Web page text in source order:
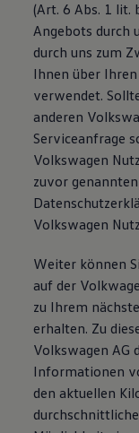
(Art. 6 Abs. 1 lit.
Angebots durch
durch uns zum
Ihnen über
verwendet.
anderen
Serviceanfrage
Volkswagen
zuvor
Volkswagen
Weiter können
auf der
zu Ihrem
erhalten. Zu
Volkswagen AG
Informationen
den aktuellen